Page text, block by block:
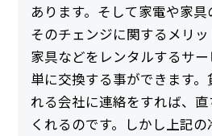
あります。そして家電や家具
そのチェンジに関するメリッ
家具などをレンタルするサ
単に交換する事ができます。
れる会社に連絡をすれば、
くれるのです。しかし上記